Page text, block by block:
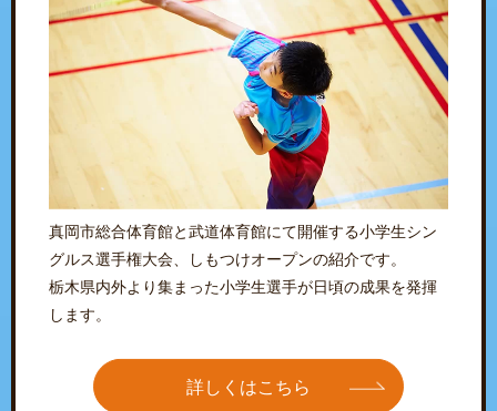
真岡市総合体育館と武道体育館にて開催する小学生シン
グルス選手権大会、しもつけオープンの紹介です。
栃木県内外より集まった小学生選手が日頃の成果を発揮
します。
詳しくはこちら